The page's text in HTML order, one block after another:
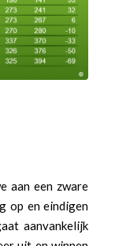
aan een zware
op en eindigen
aanvankelijk